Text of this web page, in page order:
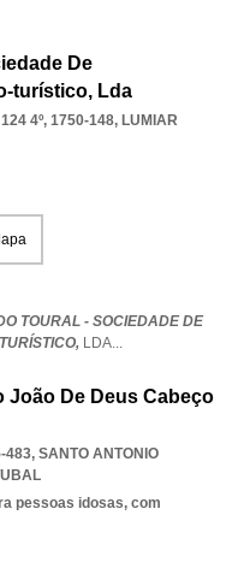
De
turístico, Lda
4º, 1750-148, LUMIAR
TOURAL - SOCIEDADE DE
LDA...
João De Deus Cabeço
483, SANTO ANTONIO
pessoas idosas, com